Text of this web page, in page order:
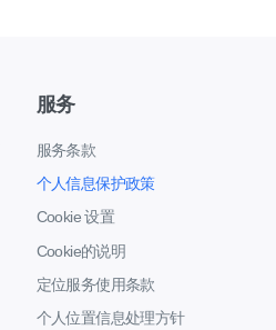
服务
服务条款
个人信息保护政策
Cookie 设置
Cookie的说明
定位服务使用条款
个人位置信息处理方针